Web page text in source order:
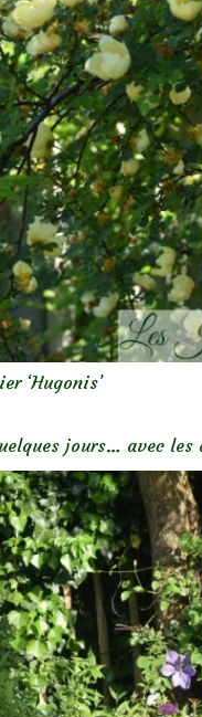
‘Hugonis’
jours… avec les